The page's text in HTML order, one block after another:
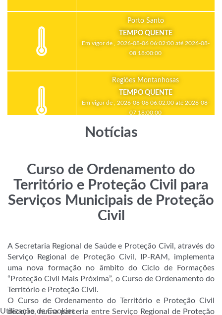
Porto Santo
TEMPO QUENTE
Em vigor de , 2026-08-06 06:02:00 até 2026-08-
08 18:00:00
Regiões Montanhosas
TEMPO QUENTE
Em vigor de , 2026-08-06 06:02:00 até 2026-08-
07 18:00:00
Notícias
Curso de Ordenamento do
Território e Proteção Civil para
Serviços Municipais de Proteção
Civil
A Secretaria Regional de Saúde e Proteção Civil, através do
Serviço Regional de Proteção Civil, IP-RAM, implementa
uma nova formação no âmbito do Ciclo de Formações
“Proteção Civil Mais Próxima”, o Curso de Ordenamento do
Território e Proteção Civil.
O Curso de Ordenamento do Território e Proteção Civil
decorre, numa parceria entre Serviço Regional de Proteção
Utilização de Cookies